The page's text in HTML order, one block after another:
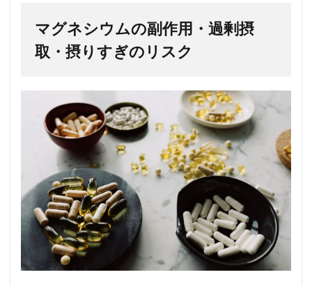
作
用・
過剰
すぎ
のリ
スク
著者
につ
いて
1.1.0.1
Toshi
Yamanaka
マグネシウムの副作用・過剰摂
取・摂りすぎのリスク